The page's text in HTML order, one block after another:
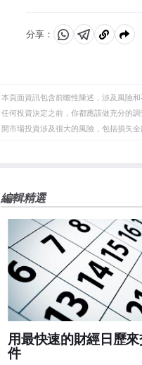
分享：
分
WhatsApp
分
Telegram
複
剪
貼
板
本頁面資訊包含前瞻性陳述，涉及風險
任何投資決定之前，你都應該做充分的
開市場投資涉及很大的風險，包括損失
FXStreet和作者不提供個性化的建議。
失，傷害或損害由此資訊及其顯示或使
編輯精選
用最快速的財經日歷
件